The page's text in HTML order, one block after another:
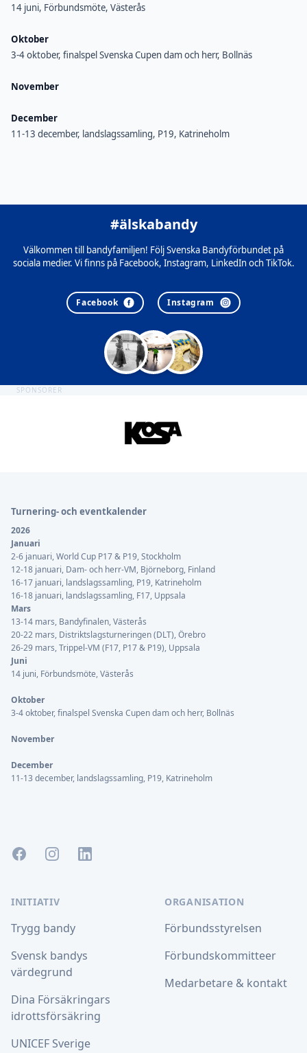
14 juni, Förbundsmöte, Västerås
Oktober
3-4 oktober, finalspel Svenska Cupen dam och herr, Bollnäs
November
December
11-13 december, landslagssamling, P19, Katrineholm
#älskabandy
Välkommen till bandyfamiljen! Följ Svenska Bandyförbundet på
sociala medier. Vi finns på Facebook, Instagram, LinkedIn och TikTok.
Facebook Instagram
SPONSORER
Turnering- och eventkalender
2026
Januari
2-6 januari, World Cup P17 & P19, Stockholm
12-18 januari, Dam- och herr-VM, Björneborg, Finland
16-17 januari, landslagssamling, P19, Katrineholm
16-18 januari, landslagssamling, F17, Uppsala
Mars
13-14 mars, Bandyfinalen, Västerås
20-22 mars, Distriktslagsturneringen (DLT), Örebro
26-29 mars, Trippel-VM (F17, P17 & P19), Uppsala
Juni
14 juni, Förbundsmöte, Västerås
Oktober
3-4 oktober, finalspel Svenska Cupen dam och herr, Bollnäs
November
December
11-13 december, landslagssamling, P19, Katrineholm
FacebookInstagramLinkedIn
INITIATIV
Trygg bandy
Svensk bandys
värdegrund
Dina Försäkringars
idrottsförsäkring
UNICEF Sverige
ORGANISATION
Förbundsstyrelsen
Förbundskommitteer
Medarbetare & kontakt